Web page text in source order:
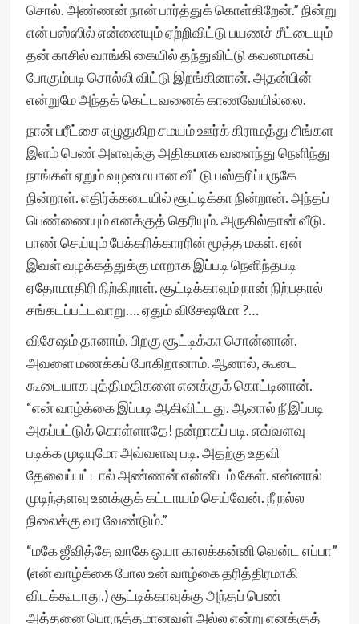
சொல். அண்ணன் நான் பார்த்துக் கொள்கிறேன்.” நின்று
என் பஸ்ஸில் என்னையும் ஏற்றிவிட்டு பயணச் சீட்டையும்
தன் காசில் வாங்கி கையில் தந்துவிட்டு கவனமாகப்
போகும்படி சொல்லி விட்டு இறங்கினான். அதன்பின்
என்றுமே அந்தக் கெட்டவனைக் காணவேயில்லை.
நான் பரீட்சை எழுதுகிற சமயம் ஊர்க் கிராமத்து சிங்கள
இளம் பெண் அளவுக்கு அதிகமாக வளைந்து நெளிந்து
நாங்கள் ஏறும் வழமையான வீட்டு பஸ்தரிப்பருகே
நின்றாள். எதிர்க்கடையில் சூட்டிக்கா நின்றான். அந்தப்
பெண்ணையும் எனக்குத் தெரியும். அருகில்தான் வீடு.
பாண் செய்யும் பேக்கரிக்காரரின் மூத்த மகள். ஏன்
இவள் வழக்கத்துக்கு மாறாக இப்படி நெளிந்தபடி
ஏதோமாதிரி நிற்கிறாள். சூட்டிக்காவும் நான் நிற்பதால்
சங்கடப்பட்டவாறு…. ஏதும் விசேஷமோ ?…
விசேஷம் தானாம். பிறகு சூட்டிக்கா சொன்னான்.
அவளை மணக்கப் போகிறானாம். ஆனால், கூடை
கூடையாக புத்திமதிகளை எனக்குக் கொட்டினான்.
“என் வாழ்க்கை இப்படி ஆகிவிட்டது. ஆனால் நீ இப்படி
அகப்பட்டுக் கொள்ளாதே! நன்றாகப் படி. எவ்வளவு
படிக்க முடியுமோ அவ்வளவு படி. அதற்கு உதவி
தேவைப்பட்டால் அண்ணன் என்னிடம் கேள். என்னால்
முடிந்தளவு உனக்குக் கட்டாயம் செய்வேன். நீ நல்ல
நிலைக்கு வர வேண்டும்.”
“மகே ஜீவித்தே வாகே ஒயா காலக்கன்னி வென்ட எப்பா”
(என் வாழ்க்கை போல உன் வாழ்கை தரித்திரமாகி
விடக்கூடாது.) சூட்டிக்காவுக்கு அந்தப் பெண்
அத்தனை பொருத்தமானவள் அல்ல என்று எனக்குத்